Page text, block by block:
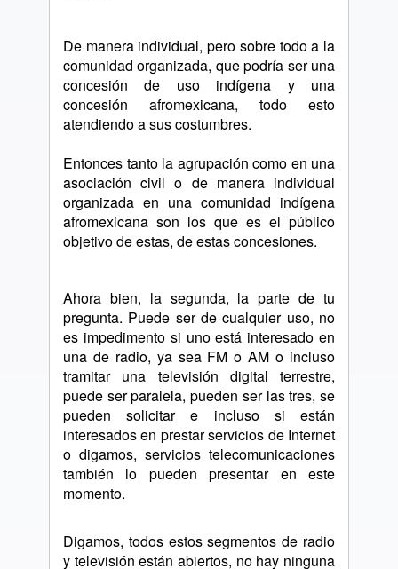
De manera individual, pero sobre todo a la
comunidad organizada, que podría ser una
concesión de uso indígena y una
concesión afromexicana, todo esto
atendiendo a sus costumbres.
Entonces tanto la agrupación como en una
asociación civil o de manera individual
organizada en una comunidad indígena
afromexicana son los que es el público
objetivo de estas, de estas concesiones.
Ahora bien, la segunda, la parte de tu
pregunta. Puede ser de cualquier uso, no
es impedimento si uno está interesado en
una de radio, ya sea FM o AM o incluso
tramitar una televisión digital terrestre,
puede ser paralela, pueden ser las tres, se
pueden solicitar e incluso si están
interesados en prestar servicios de Internet
o digamos, servicios telecomunicaciones
también lo pueden presentar en este
momento.
Digamos, todos estos segmentos de radio
y televisión están abiertos, no hay ninguna